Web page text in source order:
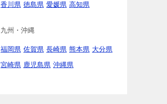
香川県 徳島県 愛媛県 高知県
九州・沖縄
福岡県 佐賀県 長崎県 熊本県 大分県
宮崎県 鹿児島県 沖縄県